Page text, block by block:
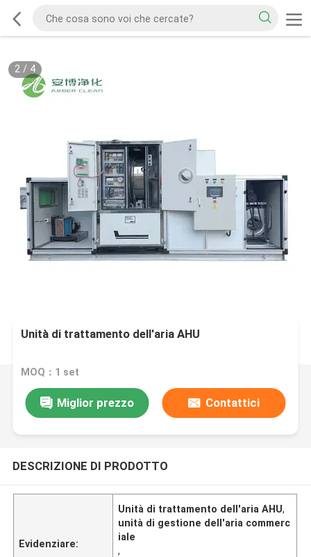
2/ 4
Unità di trattamento dell'aria AHU
MOQ：1 set
Miglior prezzo Contattici
DESCRIZIONE DI PRODOTTO
Evidenziare:
Unità di trattamento dell'aria AHU,
unità di gestione dell'aria commerc
iale
,